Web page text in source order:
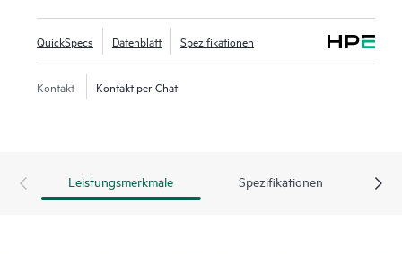
QuickSpecs Datenblatt Spezifikationen
Kontakt Kontakt per Chat
Leistungsmerkmale Spezifikationen